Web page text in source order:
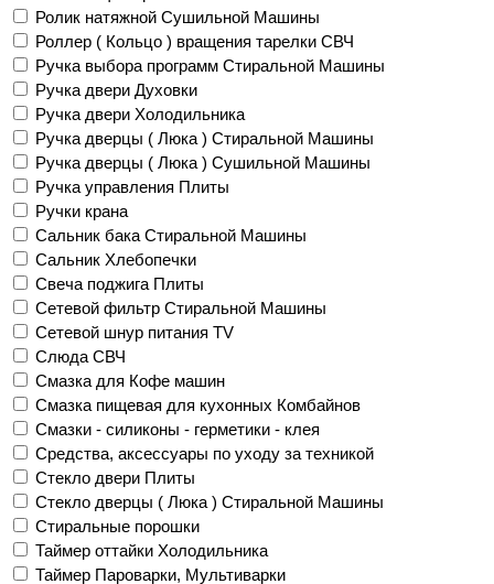
Ролик натяжной Сушильной Машины
Роллер ( Кольцо ) вращения тарелки СВЧ
Ручка выбора программ Стиральной Машины
Ручка двери Духовки
Ручка двери Холодильника
Ручка дверцы ( Люка ) Стиральной Машины
Ручка дверцы ( Люка ) Сушильной Машины
Ручка управления Плиты
Ручки крана
Сальник бака Стиральной Машины
Сальник Хлебопечки
Свеча поджига Плиты
Сетевой фильтр Стиральной Машины
Сетевой шнур питания TV
Слюда СВЧ
Смазка для Кофе машин
Смазка пищевая для кухонных Комбайнов
Смазки - силиконы - герметики - клея
Средства, аксессуары по уходу за техникой
Стекло двери Плиты
Стекло дверцы ( Люка ) Стиральной Машины
Стиральные порошки
Таймер оттайки Холодильника
Таймер Пароварки, Мультиварки